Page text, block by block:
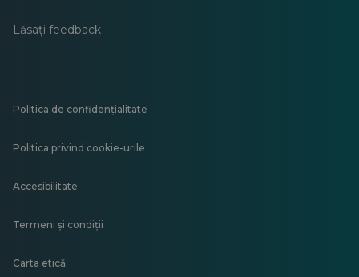
Lăsați feedback
Politica de confidențialitate
Politica privind cookie-urile
Accesibilitate
Termeni și condiții
Carta etică